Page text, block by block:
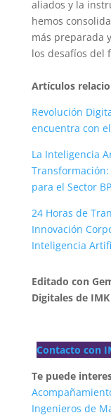
aliados y la
hemos
más preparada
los desafíos del
Artículos
Revolución
encuentra con
La Inteligencia
para el Sector
24 Horas de
Innovación
Inteligencia
Editado con
Digitales de
Contacto con
Te puede
Ingenieros de